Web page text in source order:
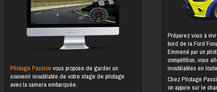
Pilotage Passionvous propose de garder un
souvenir inoubliable de votre stage de pilotage
avec la camera embarquée.
Préparez vous à
bord de la Ford
Emmené par un
compétition, vous
inoubliables en
Chez Pilotage
on appuie sur le